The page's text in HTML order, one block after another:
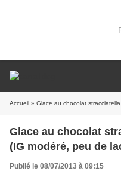
Accueil » Glace au chocolat
Glace au chocolat
(IG modéré, peu de
Publié le 08/07/2013 à 09:15